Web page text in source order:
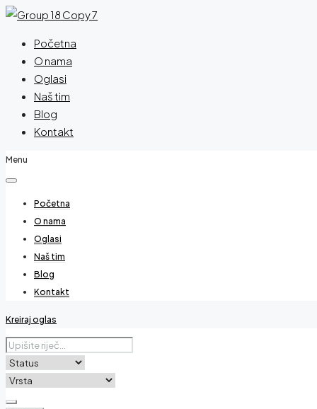
Početna
O nama
Oglasi
Naš tim
Blog
Kontakt
Menu
Početna
O nama
Oglasi
Naš tim
Blog
Kontakt
Kreiraj oglas